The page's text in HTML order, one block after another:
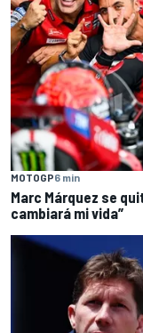
MOTOGP6 min
Marc Márquez se
cambiará mi vida”